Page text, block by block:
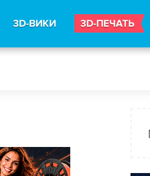
3D-ВИКИ 3D-ПЕЧАТЬ